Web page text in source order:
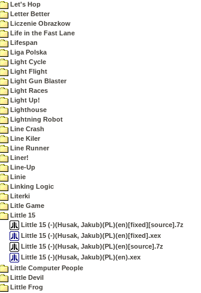
Let's Hop
Letter Better
Liczenie Obrazkow
Life in the Fast Lane
Lifespan
Liga Polska
Light Cycle
Light Flight
Light Gun Blaster
Light Races
Light Up!
Lighthouse
Lightning Robot
Line Crash
Line Kiler
Line Runner
Liner!
Line-Up
Linie
Linking Logic
Literki
Litle Game
Little 15
Little 15 (-)(Husak, Jakub)(PL)(en)[fixed][source].7z
Little 15 (-)(Husak, Jakub)(PL)(en)[fixed].xex
Little 15 (-)(Husak, Jakub)(PL)(en)[source].7z
Little 15 (-)(Husak, Jakub)(PL)(en).xex
Little Computer People
Little Devil
Little Frog